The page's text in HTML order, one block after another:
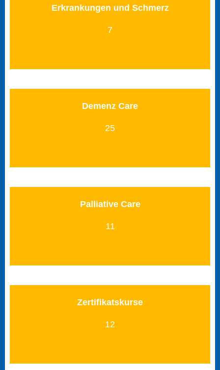
Erkrankungen und Schmerz
7
Demenz Care
25
Palliative Care
11
Zertifikatskurse
12